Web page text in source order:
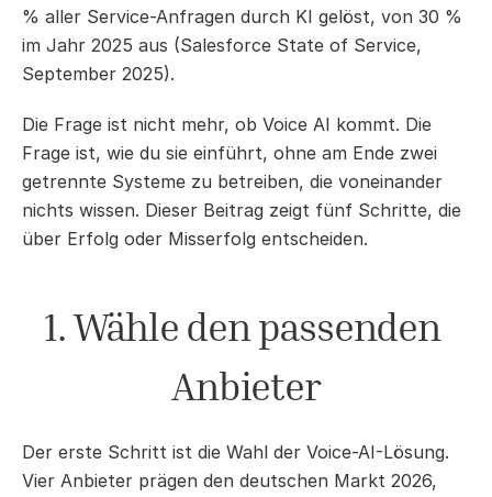
% aller Service-Anfragen durch KI gelöst, von 30 %
im Jahr 2025 aus (Salesforce State of Service,
September 2025).
Die Frage ist nicht mehr, ob Voice AI kommt. Die
Frage ist, wie du sie einführt, ohne am Ende zwei
getrennte Systeme zu betreiben, die voneinander
nichts wissen. Dieser Beitrag zeigt fünf Schritte, die
über Erfolg oder Misserfolg entscheiden.
1. Wähle den passenden
Anbieter
Der erste Schritt ist die Wahl der Voice-AI-Lösung.
Vier Anbieter prägen den deutschen Markt 2026,